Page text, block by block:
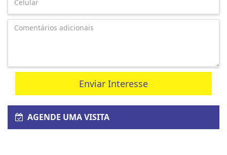
Enviar Interesse
AGENDE UMA VISITA